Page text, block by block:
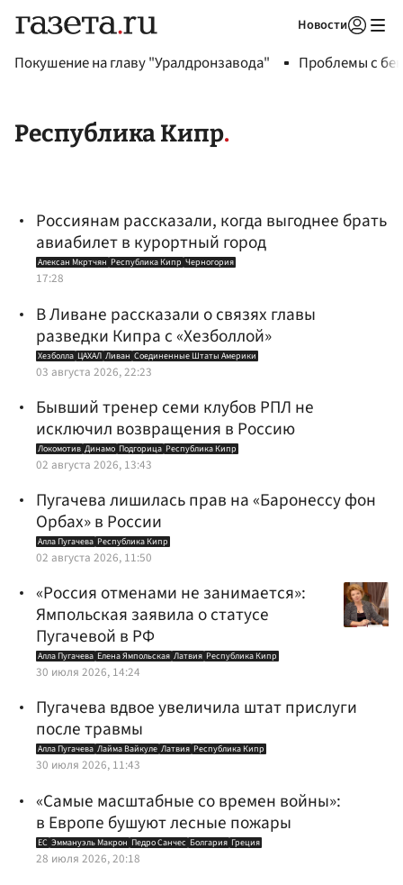
Новости
Покушение на главу "Уралдронзавода" Проблемы с
Республика Кипр
Россиянам рассказали, когда выгоднее брать
авиабилет в курортный город
Алексан Мкртчян Республика Кипр Черногория
17:28
В Ливане рассказали о связях главы
разведки Кипра с «Хезболлой»
Хезболла ЦАХАЛ Ливан Соединенные Штаты Америки
03 августа 2026, 22:23
Бывший тренер семи клубов РПЛ не
исключил возвращения в Россию
Локомотив Динамо Подгорица Республика Кипр
02 августа 2026, 13:43
Пугачева лишилась прав на «Баронессу фон
Орбах» в России
Алла Пугачева Республика Кипр
02 августа 2026, 11:50
«Россия отменами не занимается»:
Ямпольская заявила о статусе
Пугачевой в РФ
Алла Пугачева Елена Ямпольская Латвия Республика Кипр
30 июля 2026, 14:24
Пугачева вдвое увеличила штат прислуги
после травмы
Алла Пугачева Лайма Вайкуле Латвия Республика Кипр
30 июля 2026, 11:43
«Самые масштабные со времен войны»:
в Европе бушуют лесные пожары
ЕС Эммануэль Макрон Педро Санчес Болгария Греция
28 июля 2026, 20:18